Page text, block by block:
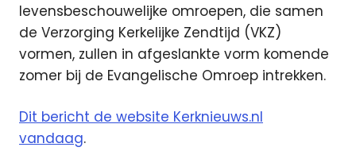
levensbeschouwelijke omroepen, die samen
de Verzorging Kerkelijke Zendtijd (VKZ)
vormen, zullen in afgeslankte vorm komende
zomer bij de Evangelische Omroep intrekken.
Dit bericht de website Kerknieuws.nl
vandaag.